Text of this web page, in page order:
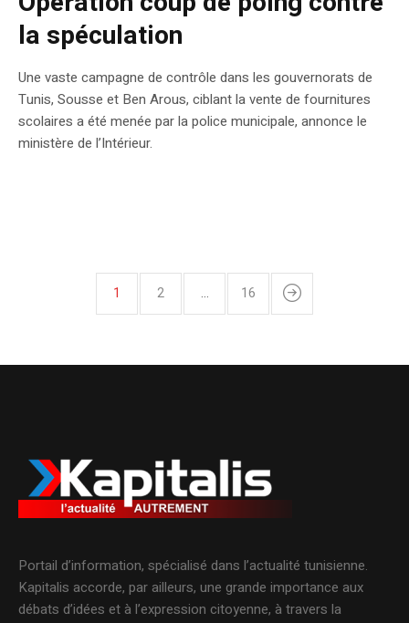
la spéculation
Une vaste campagne de contrôle dans les gouvernorats de
Tunis, Sousse et Ben Arous, ciblant la vente de fournitures
scolaires a été menée par la police municipale, annonce le
ministère de l’Intérieur.
1 2 … 16
Portail d’information, spécialisé dans l’actualité tunisienne.
Kapitalis accorde, par ailleurs, une grande importance aux
débats d’idées et à l’expression citoyenne, à travers la